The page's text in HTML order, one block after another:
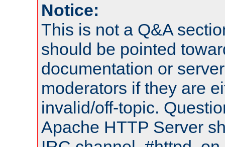
Notice:
This is not a Q&A
should be pointed
documentation or
moderators if they are
invalid/off-topic.
Apache HTTP Server